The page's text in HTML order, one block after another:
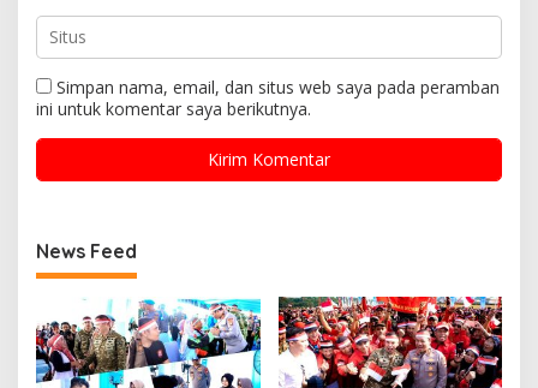
Simpan nama, email, dan situs web saya pada peramban
ini untuk komentar saya berikutnya.
News Feed